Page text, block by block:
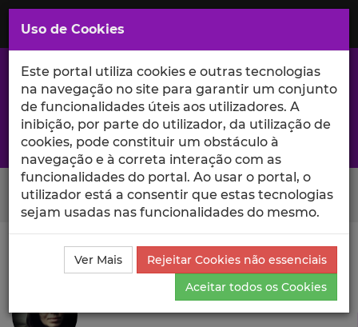
Saltar
para
Conteúdo
Principal
A excelência da investigação e ciência no Iscte
Search Button
Ciência_Iscte Autores Eugenia Roussou Currículo
Eugenia Roussou
Uso de Cookies
Este portal utiliza cookies e outras tecnologias
na navegação no site para garantir um conjunto
de funcionalidades úteis aos utilizadores. A
inibição, por parte do utilizador, da utilização de
cookies, pode constituir um obstáculo à
navegação e à correta interação com as
funcionalidades do portal. Ao usar o portal, o
utilizador está a consentir que estas tecnologias
sejam usadas nas funcionalidades do mesmo.
Ver Mais
Rejeitar Cookies não essenciais
Aceitar todos os Cookies